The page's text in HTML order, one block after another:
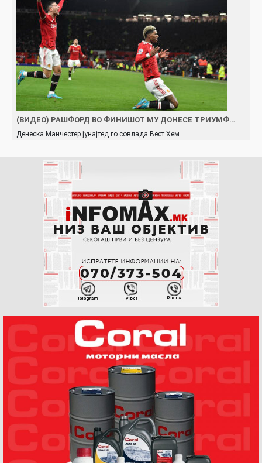
(ВИДЕО) РАШФОРД ВО ФИНИШОТ МУ ДОНЕСЕ ТРИУМФ…
Денеска Манчестер јунајтед го совлада Вест Хем…